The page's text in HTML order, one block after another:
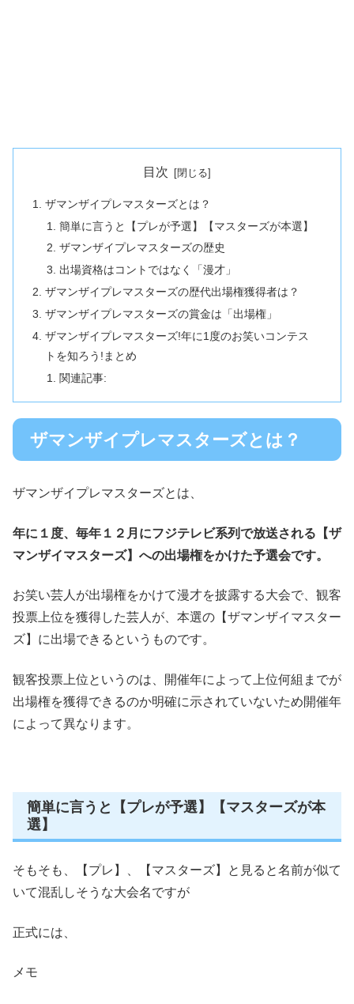
目次
ザマンザイプレマスターズとは？
簡単に言うと【プレが予選】【マスターズが本選】
ザマンザイプレマスターズの歴史
出場資格はコントではなく「漫才」
ザマンザイプレマスターズの歴代出場権獲得者は？
ザマンザイプレマスターズの賞金は「出場権」
ザマンザイプレマスターズ!年に1度のお笑いコンテス
トを知ろう!まとめ
関連記事:
ザマンザイプレマスターズとは？
ザマンザイプレマスターズとは、
年に１度、毎年１２月にフジテレビ系列で放送される【ザ
マンザイマスターズ】への出場権をかけた予選会です。
お笑い芸人が出場権をかけて漫才を披露する大会で、 観客
投票上位を獲得した芸人 が、 本選の【ザマンザイマスター
ズ】に出場できる というものです。
観客投票上位というのは、
開催年によって上位何組までが
出場権を獲得できるのか明確に示されていないため開催年
によって異なります。
簡単に言うと【プレが予選】【マスターズが本
選】
そもそも、【プレ】、【マスターズ】と見ると名前が似て
いて混乱しそうな大会名ですが
正式には、
メモ